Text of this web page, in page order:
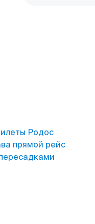
Родос
прямой рейс